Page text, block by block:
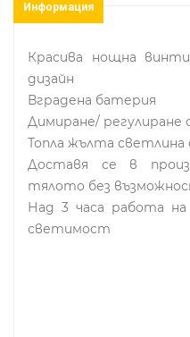
Информация
Красива нощна
дизайн
Вградена батерия
Димиране/
Топла жълта
Доставя се в
тялото без
Над 3 часа работа
светимост